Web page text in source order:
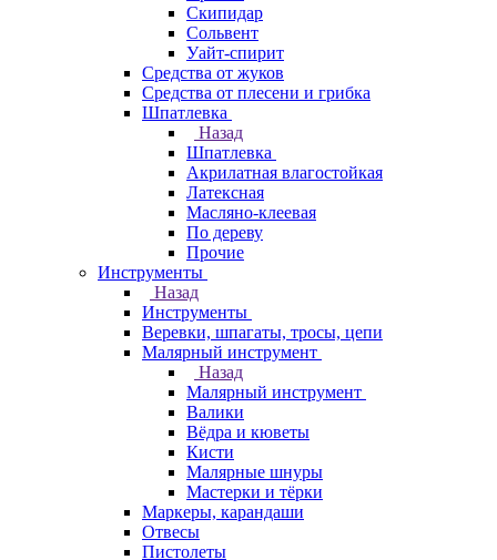
Скипидар
Сольвент
Уайт-спирит
Средства от жуков
Средства от плесени и грибка
Шпатлевка
Назад
Шпатлевка
Акрилатная влагостойкая
Латексная
Масляно-клеевая
По дереву
Прочие
Инструменты
Назад
Инструменты
Веревки, шпагаты, тросы, цепи
Малярный инструмент
Назад
Малярный инструмент
Валики
Вёдра и кюветы
Кисти
Малярные шнуры
Мастерки и тёрки
Маркеры, карандаши
Отвесы
Пистолеты